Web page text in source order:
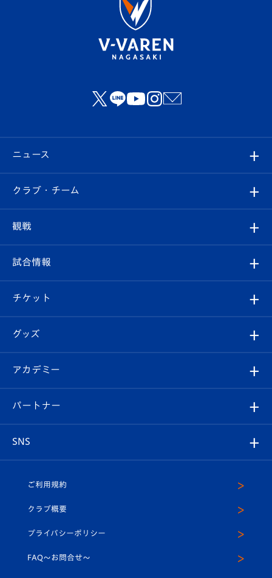
ニュース
すべて
クラブ
試合情報
チケット
イベント
メディア
ホームタウン
クラブ・チーム
クラブ概要
エンブレム紹介
スタッフプロフィール
マスコット紹介
平和祈念活動
観戦
観戦ルール
はじめての観戦ガイド
Revive Team
ヴィヴィくんの長崎おもてなしガイド
試合情報
試合日程/結果
フォトギャラリー
スタジアムグルメ
チケット
チケット
V-LOVERS（ファンクラブ）
プレイヤーズスイート
グッズ
オンラインショップ
店舗情報
アカデミー
育成からのお知らせ
U-18
スクール
パートナー
SNS
ヴィヴィくんインスタグラム
公式LINE＠
ご利用規約
クラブ概要
プライバシーポリシー
FAQ〜お問合せ〜